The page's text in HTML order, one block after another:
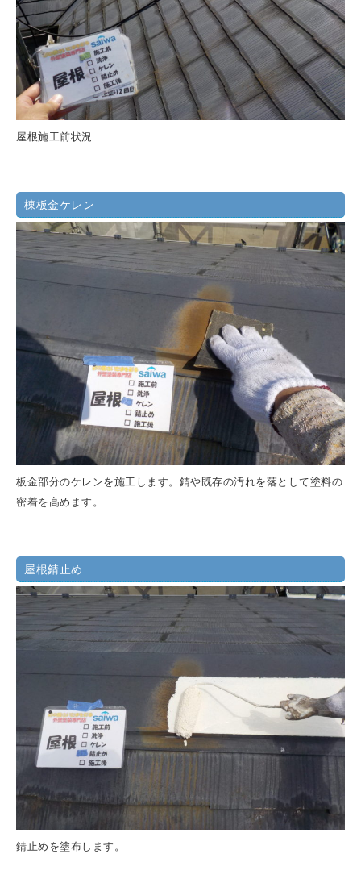
屋根施工前状況
棟板金ケレン
板金部分のケレンを施工します。錆や既存の汚れを落として塗料の
密着を高めます。
屋根錆止め
錆止めを塗布します。